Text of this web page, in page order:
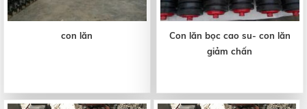
con lăn
Con lăn bọc cao su- con lăn
giảm chấn